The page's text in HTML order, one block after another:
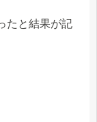
たと結果が記